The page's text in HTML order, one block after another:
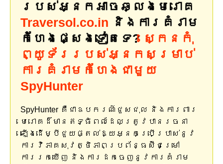
របស់អ្នកអាចឆ្លងមេរោគ
Traversol.co.in និងការគំរាម
កំហែងផ្សេងទៀតទេ? ស្កេនកុំ
ព្យូទ័ររបស់អ្នកសម្រាប់
ការគំរាមកំហែងជាមួយ
SpyHunter
SpyHunter គឺជាឧបករណ៍ជួសជុល និងការពារ
មេរោគដ៏មានឥទ្ធិពលដែលត្រូវបានរចនា
ឡើងដើម្បីជួយផ្តល់ឱ្យអ្នកប្រើប្រាស់នូវ
ការវិភាគសុវត្ថិភាពប្រព័ន្ធស៊ីជម្រៅ
ការរកឃើញ និងការដកចេញនូវការគំរាម